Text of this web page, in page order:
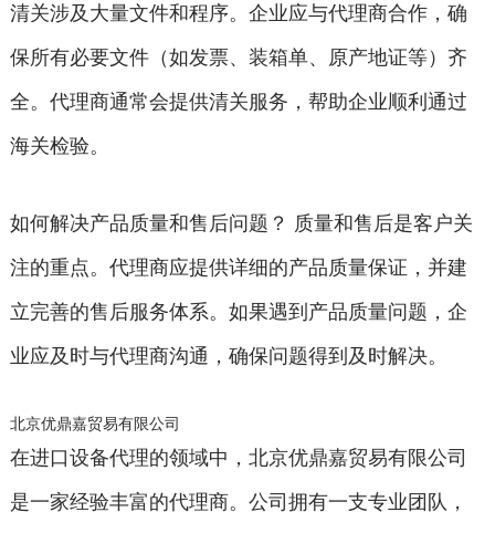
清关涉及大量文件和程序。企业应与代理商合作，确
保所有必要文件（如发票、装箱单、原产地证等）齐
全。代理商通常会提供清关服务，帮助企业顺利通过
海关检验。
如何解决产品质量和售后问题？ 质量和售后是客户关
注的重点。代理商应提供详细的产品质量保证，并建
立完善的售后服务体系。如果遇到产品质量问题，企
业应及时与代理商沟通，确保问题得到及时解决。
北京优鼎嘉贸易有限公司
在进口设备代理的领域中，北京优鼎嘉贸易有限公司
是一家经验丰富的代理商。公司拥有一支专业团队，